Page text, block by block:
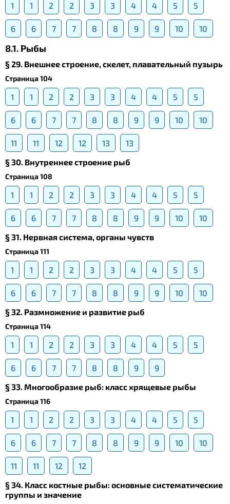
1 1 2 2 3 3 4 4 5 5
6 6 7 7 8 8 9 9 10 10
8.1. Рыбы
§ 29. Внешнее строение, скелет, плавательный пузырь
Страница 104
1 1 2 2 3 3 4 4 5 5
6 6 7 7 8 8 9 9 10 10
11 11 12 12 13
13
§ 30. Внутреннее строение рыб
Страница 108
1 1 2 2 3 3 4 4 5 5
6 6 7 7 8 8 9 9 10
10
§ 31. Нервная система, органы чувств
Страница 111
1 1 2 2 3 3 4 4 5 5
6 6 7 7 8 8 9 9 10
10
§ 32. Размножение и развитие рыб
Страница 114
1 1 2 2 3 3 4 4 5 5
6 6 7 7 8 8 9
9
§ 33. Многообразие рыб: класс хрящевые рыбы
Страница 116
1 1 2 2 3 3 4 4 5 5
6 6 7 7 8 8 9 9 10 10
11 11 12
12
§ 34. Класс костные рыбы: основные систематические
группы и значение